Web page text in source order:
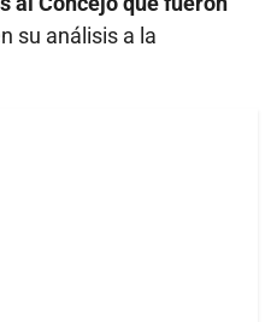
su análisis a la